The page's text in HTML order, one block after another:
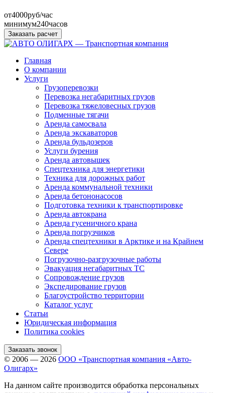
от4000руб/час
минимум240часов
Заказать расчет
Главная
О компании
Услуги
Грузоперевозки
Перевозка негабаритных грузов
Перевозка тяжеловесных грузов
Подменные тягачи
Аренда самосвала
Аренда экскаваторов
Аренда бульдозеров
Услуги бурения
Аренда автовышек
Спецтехника для энергетики
Техника для дорожных работ
Аренда коммунальной техники
Аренда бетононасосов
Подготовка техники к транспортировке
Аренда автокрана
Аренда гусеничного крана
Аренда погрузчиков
Аренда спецтехники в Арктике и на Крайнем
Севере
Погрузочно-разгрузочные работы
Эвакуация негабаритных ТС
Сопровождение грузов
Экспедирование грузов
Благоустройство территории
Каталог услуг
Статьи
Юридическая информация
Политика cookies
Заказать звонок
© 2006 — 2026 ООО «Транспортная компания «Авто-
Олигарх»
На данном сайте производится обработка персональных